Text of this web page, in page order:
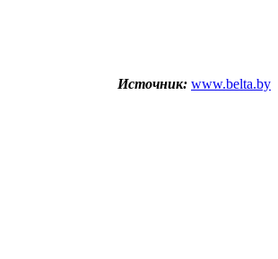
Источник: www.belta.by